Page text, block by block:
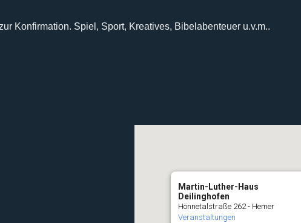
Konfirmation. Spiel, Sport, Kreatives, Bibelabenteuer u.v.m..
Martin-Luther-Haus
Deilinghofen
Hönnetalstraße 262 - Hemer
Veranstaltungen